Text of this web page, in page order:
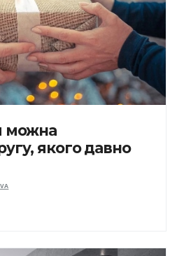
можна
якого давно